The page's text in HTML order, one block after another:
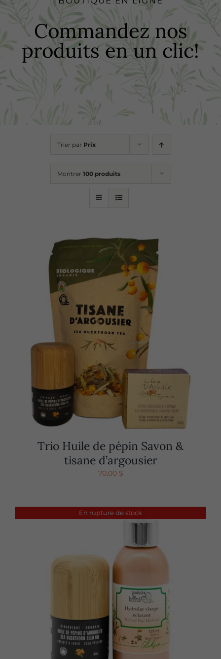
Recettes
Points de vente
Commandez nos
produits en un clic!
Trier par Prix
Montrer 100 produits
Trio Huile de pépin Savon &
tisane d’argousier
70,00 $
En rupture de stock